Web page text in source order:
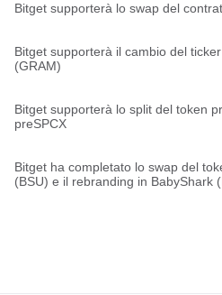
Bitget supporterà lo swap del
Bitget supporterà il cambio del
(GRAM)
Bitget supporterà lo split del token
preSPCX
Bitget ha completato lo swap del
(BSU) e il rebranding in BabyShark